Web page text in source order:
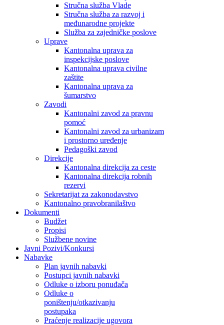
Stručna služba Vlade
Stručna služba za razvoj i
međunarodne projekte
Služba za zajedničke poslove
Uprave
Kantonalna uprava za
inspekcijske poslove
Kantonalna uprava civilne
zaštite
Kantonalna uprava za
šumarstvo
Zavodi
Kantonalni zavod za pravnu
pomoć
Kantonalni zavod za urbanizam
i prostorno uređenje
Pedagoški zavod
Direkcije
Kantonalna direkcija za ceste
Kantonalna direkcija robnih
rezervi
Sekretarijat za zakonodavstvo
Kantonalno pravobranilaštvo
Dokumenti
Budžet
Propisi
Službene novine
Javni Pozivi/Konkursi
Nabavke
Plan javnih nabavki
Postupci javnih nabavki
Odluke o izboru ponuđača
Odluke o
poništenju/otkazivanju
postupaka
Praćenje realizacije ugovora